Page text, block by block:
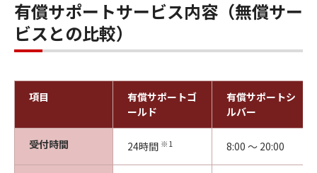
有償サポートサービス内容（無償サー
ビスとの比較）
項目
有償サポートゴ
ールド
有償サポートシ
ルバー
受付時間 24時間 ※1 8:00 ～ 20:00